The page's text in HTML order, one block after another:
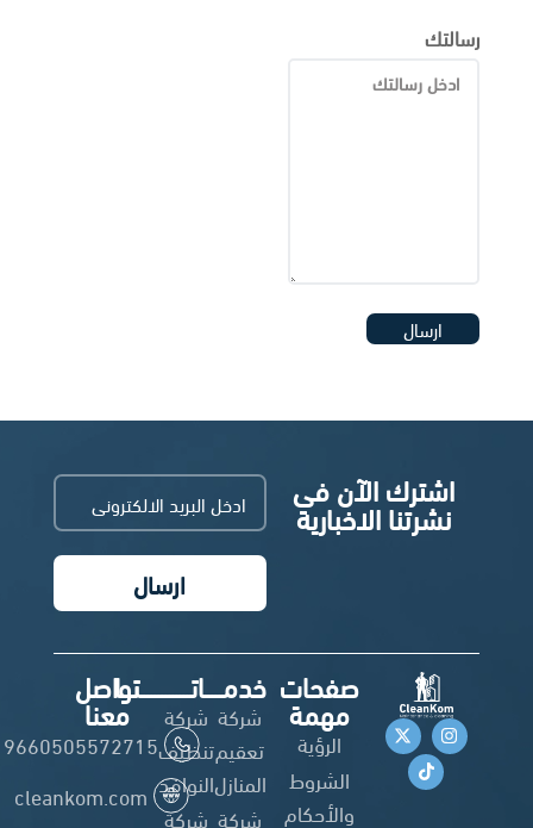
رسالتك
ارسال
اشترك الآن فى
نشرتنا الاخبارية
ارسال
صفحات
مهمة
الرؤية
الشروط
والأحكام
خدمـــــاتــــــــــــــنـــا
شركة
تعقيم
المنازل
شركة
شركة
تنظيف
النوافذ
شركة
تواصل
معنا
9660505572715
cleankom.com